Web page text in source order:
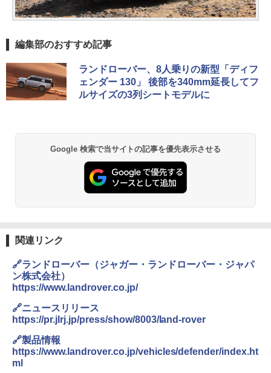
編集部のおすすめ記事
ランドローバー、8人乗りの新型「ディフ
ェンダー 130」 後部を340mm延長してフ
ルサイズの3列シートモデルに
Google 検索で当サイトの記事を優先表示させる
関連リンク
🔗ランドローバー（ジャガー・ランドローバー・ジャパ
ン株式会社）
https://www.landrover.co.jp/
🔗ニュースリリース
https://pr.jlrj.jp/press/show/8003/land-rover
🔗製品情報
https://www.landrover.co.jp/vehicles/defender/index.ht
ml